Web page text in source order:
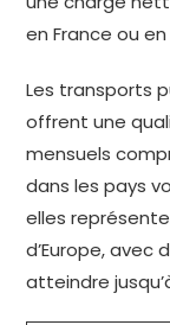
en France ou
Les transports
offrent une
mensuels
dans les pays
elles
d’Europe,
atteindre